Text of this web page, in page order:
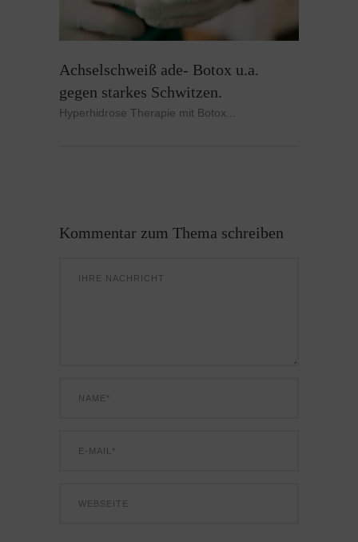
Achselschweiß ade- Botox u.a.
gegen starkes Schwitzen.
Hyperhidrose Therapie mit Botox...
Kommentar zum Thema schreiben